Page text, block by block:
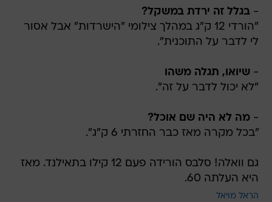
-בגלל זה ירדת במשקל?
"הורדי 12 ק"ג במהלך צילומי "הישרדות" אבל אסור
לי לדבר על התוכנית".
-שיואו, תגלה משהו
"לא יכול לדבר על זה".
-מה לא היה שם אוכל?
"בכל מקרה מאז כבר החזרתי 6 ק"ג".
גם וואלה! סלבס הורידה פעם 12 קילו בתאילנד. מאז
היא העלתה 60.
הראל מויאל